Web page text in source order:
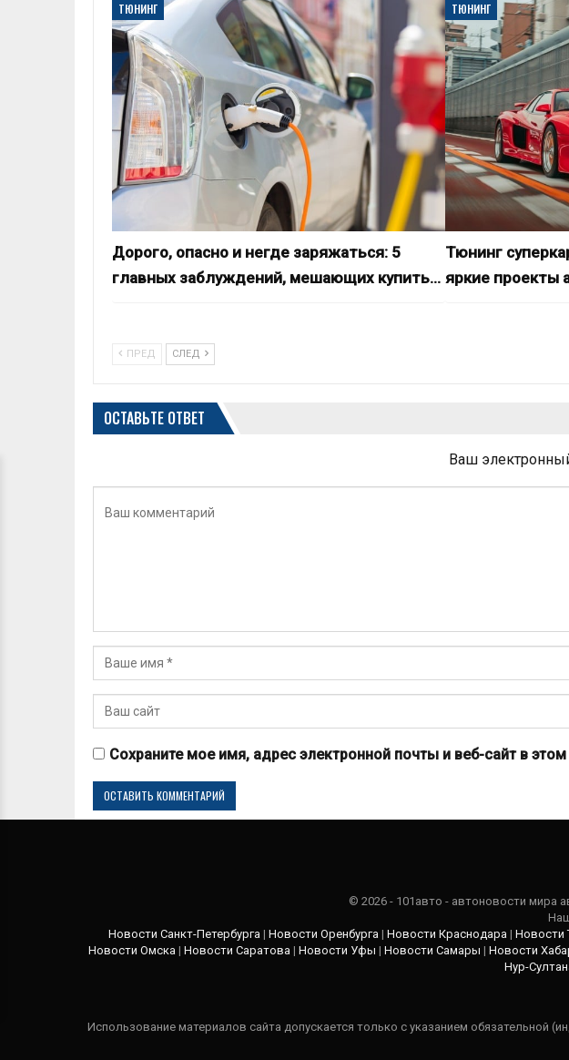
ТЮНИНГ
Дорого, опасно и негде заряжаться: 5
главных заблуждений, мешающих купить…
ТЮНИНГ
Тюнинг
яркие проекты
ПРЕД СЛЕД
ОСТАВЬТЕ ОТВЕТ
Ваш
Сохраните мое имя, адрес электронной почты и веб-сайт в
© 2026 - 101авто - автоновости мира
Новости Санкт-Петербурга | Новости Оренбурга | Новости Краснодара | Новости
Новости Омска | Новости Саратова | Новости Уфы | Новости Самары | Новости
Нур-
Использование материалов сайта допускается только с указанием обязательной